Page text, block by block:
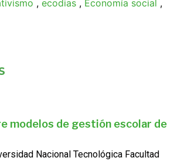
, ecodias , Economía social ,
modelos de gestión escolar de
Nacional Tecnológica Facultad